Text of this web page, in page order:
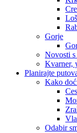
Gorje
Novosti
Kvarner,
Planirajte
Kako
Odabir